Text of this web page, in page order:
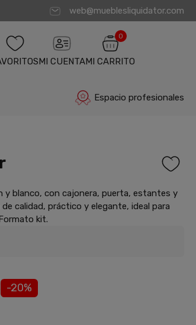
web@mueblesliquidator.com
MI CUENTA
0
MI CARRITO
Espacio profesionales
y blanco, con cajonera, puerta, estantes y
calidad, práctico y elegante, ideal para
kit.
-20%